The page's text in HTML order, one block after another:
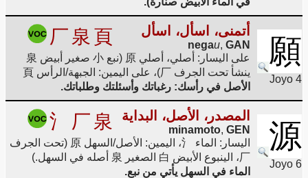
願
Joyo 4
أتمنى، اسأل، اسأل
negau, GAN
厂 泉 頁
على اليسار: أصلي، أصلي 原 (نبع 小 صغير أبيض 泉
ينشأ تحت الجرف 厂)، على اليمين: الجبهة/الرأس 頁
الأصل في رأسك: رغباتك وأسئلتك وطلباتك.
源
Joyo 6
المصدر، الأصل، البداية
minamoto, GEN
氵 厂 泉
اليسار: الماء 氵، اليمين: الأصل/السهل 原 (تحت الجرف
厂، الينبوع الأبيض 白 الصغير 泉 أصله في السهل.)
الماء في السهل يأتي من نبع.